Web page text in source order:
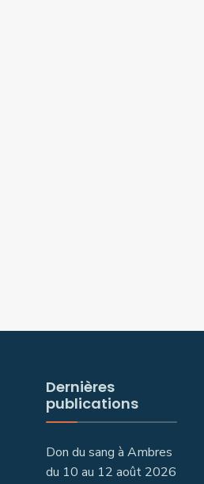
Dernières
publications
Don du sang à Ambres
du 10 au 12 août 2026